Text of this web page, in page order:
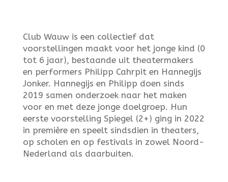
Club Wauw is een collectief dat
voorstellingen maakt voor het jonge kind (0
tot 6 jaar), bestaande uit theatermakers
en performers Philipp Cahrpit en Hannegijs
Jonker. Hannegijs en Philipp doen sinds
2019 samen onderzoek naar het maken
voor en met deze jonge doelgroep. Hun
eerste voorstelling Spiegel (2+) ging in 2022
in première en speelt sindsdien in theaters,
op scholen en op festivals in zowel Noord-
Nederland als daarbuiten.